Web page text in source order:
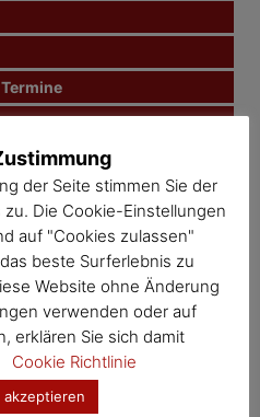
der Seite stimmen Sie der
Die Cookie-Einstellungen
auf "Cookies zulassen"
beste Surferlebnis zu
Website ohne Änderung
verwenden oder auf
erklären Sie sich damit
Cookie Richtlinie
akzeptieren